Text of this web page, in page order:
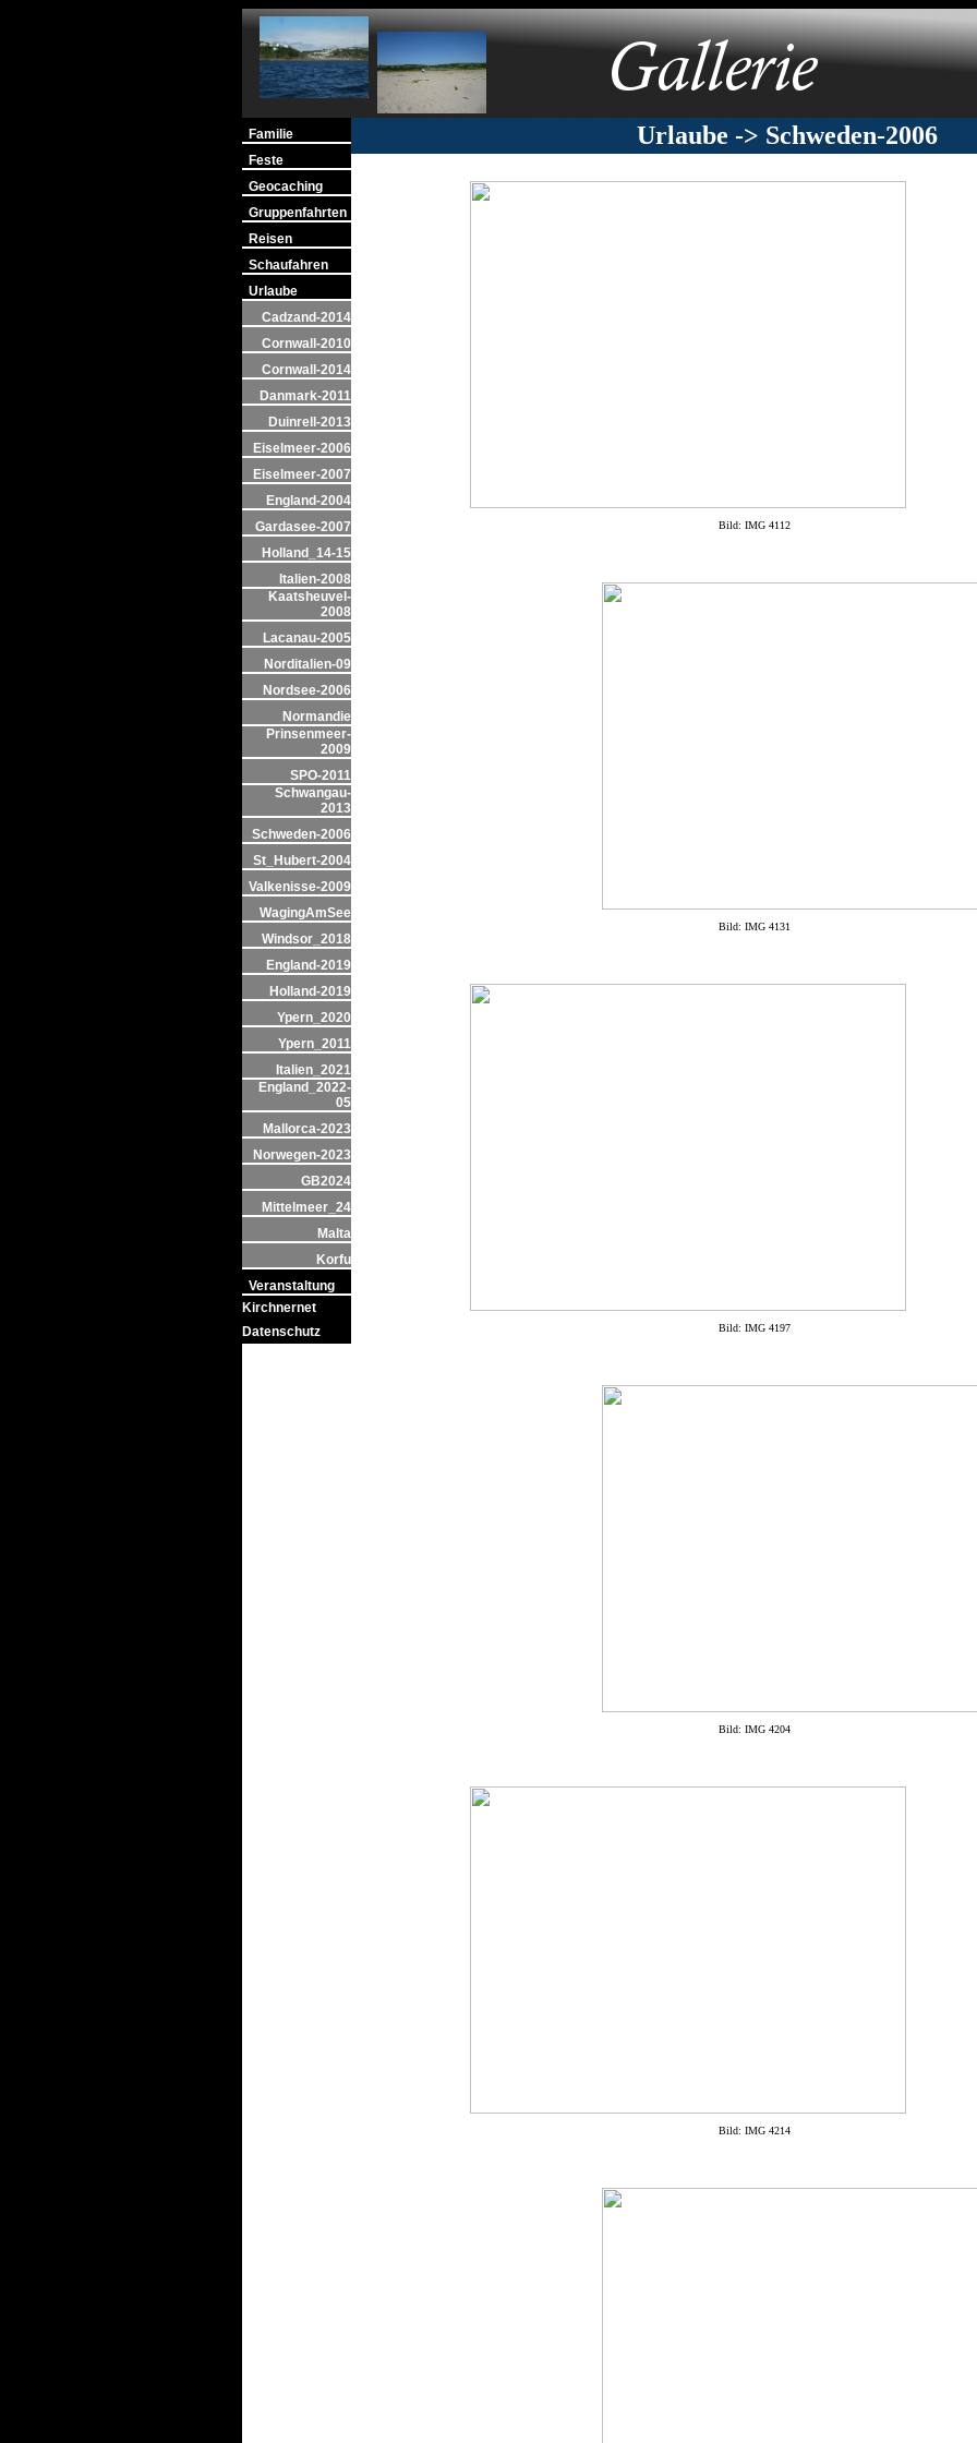
Familie
Feste
Geocaching
Gruppenfahrten
Reisen
Schaufahren
Urlaube
Cadzand-2014
Cornwall-2010
Cornwall-2014
Danmark-2011
Duinrell-2013
Eiselmeer-2006
Eiselmeer-2007
England-2004
Gardasee-2007
Holland_14-15
Italien-2008
Kaatsheuvel-
2008
Lacanau-2005
Norditalien-09
Nordsee-2006
Normandie
Prinsenmeer-
2009
SPO-2011
Schwangau-
2013
Schweden-2006
St_Hubert-2004
Valkenisse-2009
WagingAmSee
Windsor_2018
England-2019
Holland-2019
Ypern_2020
Ypern_2011
Italien_2021
England_2022-
05
Mallorca-2023
Norwegen-2023
GB2024
Mittelmeer_24
Malta
Korfu
Veranstaltung
Kirchnernet
Datenschutz
Urlaube -> Schweden-2006
Bild: IMG 4112
Bild: IMG 4131
Bild: IMG 4197
Bild: IMG 4204
Bild: IMG 4214